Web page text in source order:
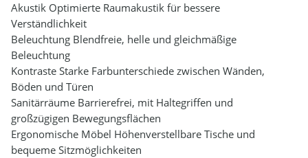
Akustik Optimierte Raumakustik für bessere
Verständlichkeit
Beleuchtung Blendfreie, helle und gleichmäßige
Beleuchtung
Kontraste Starke Farbunterschiede zwischen Wänden,
Böden und Türen
Sanitärräume Barrierefrei, mit Haltegriffen und
großzügigen Bewegungsflächen
Ergonomische Möbel Höhenverstellbare Tische und
bequeme Sitzmöglichkeiten